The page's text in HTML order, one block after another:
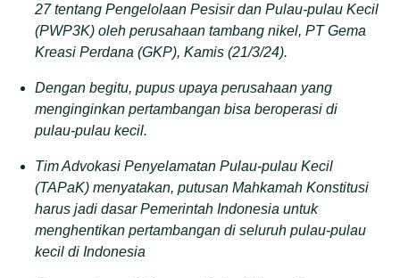
27 tentang Pengelolaan Pesisir dan Pulau-pulau Kecil
(PWP3K)oleh perusahaan tambang nikel,PT Gema
Kreasi Perdana (GKP), Kamis (21/3/24).
Dengan begitu, pupus upaya perusahaan yang
menginginkan pertambangan bisa beroperasi di
pulau-pulau kecil.
Tim Advokasi Penyelamatan Pulau-pulau Kecil
(TAPaK)menyatakan,putusan Mahkamah Konstitusi
harusjadidasar Pemerintah Indonesia untuk
menghentikan pertambangan di seluruh pulau-pulau
kecil di Indonesia